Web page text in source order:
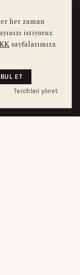
Şartları
İnegöl Haber
belediyesi
her zaman
istiyoruz.
sayfalarımıza
ET
Tercihleri yönet